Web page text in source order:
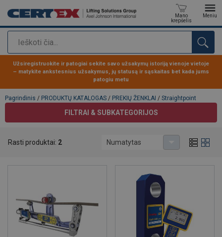
Paieška
Mano
krepšelis
Meniu
Produktas buvo pridėtas prie jūsų užklausos
Užsiregistruokite ir patogiai sekite savo užsakymų istoriją vienoje vietoje
– matykite ankstesnius užsakymus, jų statusą ir sąskaitas bet kada jums
patogiu metu
Pagrindinis / PRODUKTŲ KATALOGAS / PREKIŲ ŽENKLAI / Straightpoint
FILTRAI & SUBKATEGORIJOS
Straightpoint
Rasti produktai: 2 Numatytas